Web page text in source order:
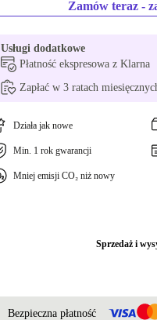
Zamów teraz -
Usługi dodatkowe
Płatność ekspresowa z Klarna
Zapłać w 3 ratach
Działa jak nowe
Min. 1 rok gwarancji
Mniej emisji CO₂ niż nowy
Sprzedaż i
Bezpieczna płatność